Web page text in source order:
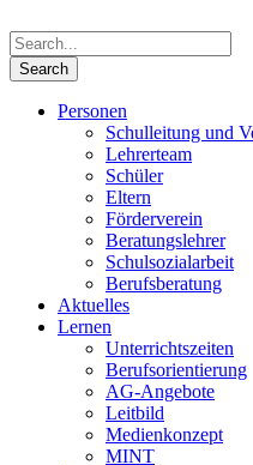
Personen
Schulleitung und
Lehrerteam
Schüler
Eltern
Förderverein
Beratungslehrer
Schulsozialarbeit
Berufsberatung
Aktuelles
Lernen
Unterrichtszeiten
Berufsorientierung
AG-Angebote
Leitbild
Medienkonzept
MINT